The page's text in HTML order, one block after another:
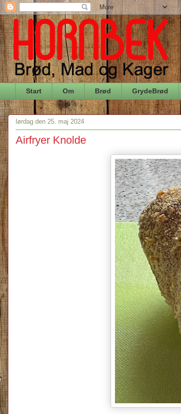
Start Om Brød GrydeBrød
lørdag den 25. maj 2024
Airfryer Knolde